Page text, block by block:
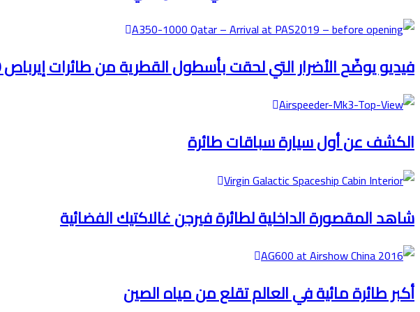
فيديو يوضّح الأضرار التي لحقت بأسطول القطرية من طائرات إيرباص A350
الكشف عن أول سيارة سباقات طائرة
شاهد المقصورة الداخلية لطائرة فيرجن غالاكتيك الفضائية
أكبر طائرة مائية في العالم تقلع من مياه الصين